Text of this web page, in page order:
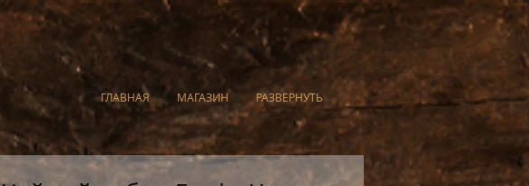
ГЛАВНАЯ МАГАЗИН РАЗВЕРНУТЬ